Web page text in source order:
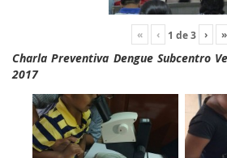
« ‹ 1 de3 › »
Charla Preventiva Dengue Subcentro
2017